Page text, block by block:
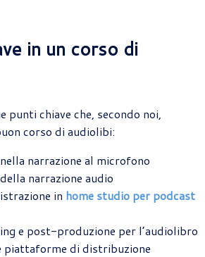
in un corso di
punti chiave che, secondo noi,
corso di audiolibi:
narrazione al microfono
narrazione audio
in home studio per podcast
e post-produzione per l’audiolibro
di distribuzione